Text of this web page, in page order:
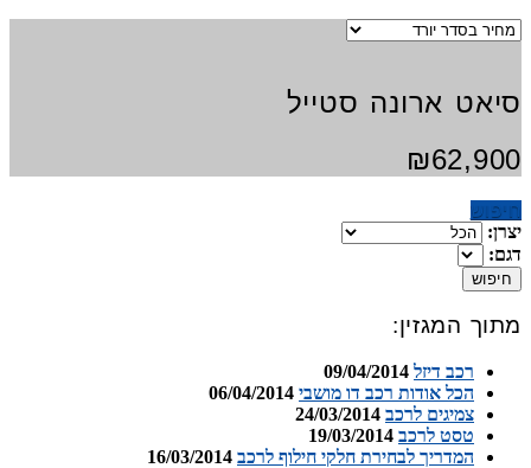
סיאט ארונה סטייל
₪62,900
חיפוש
יצרן:
דגם:
חיפוש
מתוך המגזין:
רכב דיזל 09/04/2014
הכל אודות רכב דו מושבי 06/04/2014
צמיגים לרכב 24/03/2014
טסט לרכב 19/03/2014
המדריך לבחירת חלקי חילוף לרכב 16/03/2014